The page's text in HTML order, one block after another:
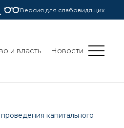
Версия для слабовидящих
и власть Новости
капитального